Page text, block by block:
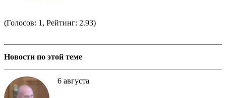
(Голосов: 1, Рейтинг: 2.93)
Новости по этой теме
6 августа